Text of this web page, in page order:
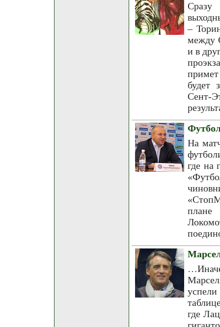
Сразу
–
между
и в
будет
На
где на
плане
где